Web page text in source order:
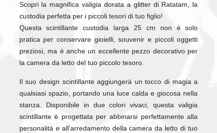
Scopri la magnifica valigia dorata a glitter di Ratatam, la
custodia perfetta per i piccoli tesori di tuo figlio!
Questa scintillante custodia larga 25 cm non è solo
pratica per conservare gioielli, souvenir e piccoli oggetti
preziosi, ma è anche un eccellente pezzo decorativo per
la camera da letto del tuo piccolo tesoro.
Il suo design scintillante aggiungerà un tocco di magia a
qualsiasi spazio, portando una luce calda e giocosa nella
stanza. Disponibile in due colori vivaci, questa valigia
scintillante è progettata per abbinarsi perfettamente alla
personalità e all’arredamento della camera da letto di tuo